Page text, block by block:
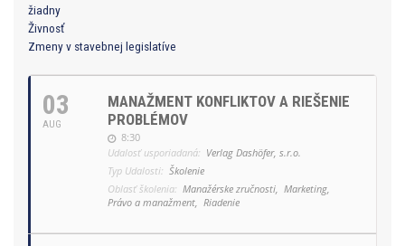
žiadny
Živnosť
Zmeny v stavebnej legislatíve
03
AUG
MANAŽMENT KONFLIKTOV A RIEŠENIE
PROBLÉMOV
8:30
Udalosť usporiadaná: Verlag Dashöfer, s.r.o.
Typ Udalosti: Školenie
Oblasť školenia: Manažérske zručnosti, Marketing,
Právo a manažment, Riadenie